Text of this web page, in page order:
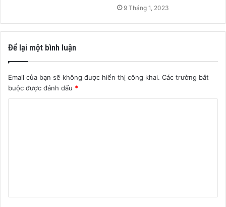
9 Tháng 1, 2023
Để lại một bình luận
Email của bạn sẽ không được hiển thị công khai. Các trường bắt
buộc được đánh dấu *
ậ